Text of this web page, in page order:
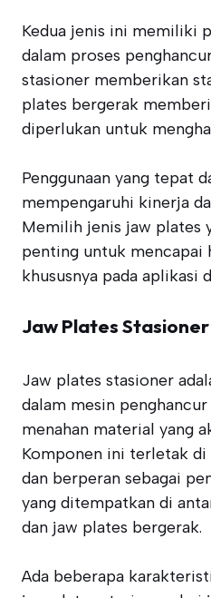
Kedua jenis ini memiliki
dalam proses
stasioner memberikan
plates bergerak
diperlukan untuk
Penggunaan yang tepat
mempengaruhi kinerja
Memilih jenis jaw plates
penting untuk mencapai
khususnya pada aplikasi
Jaw Plates Stasioner
Jaw plates stasioner
dalam mesin
menahan material yang
Komponen ini terletak
dan berperan sebagai
yang ditempatkan di
dan jaw plates bergerak.
Ada beberapa